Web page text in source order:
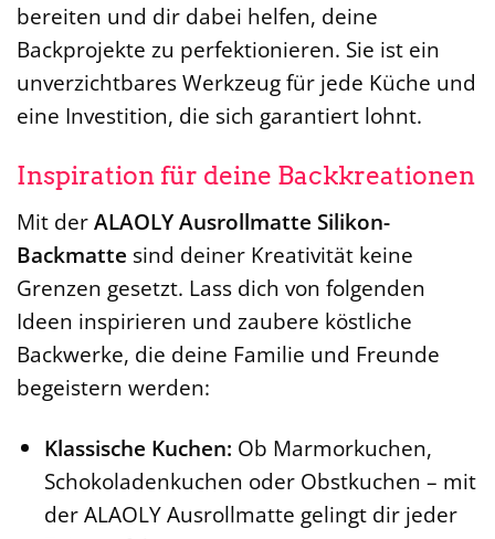
bereiten und dir dabei helfen, deine
Backprojekte zu perfektionieren. Sie ist ein
unverzichtbares Werkzeug für jede Küche und
eine Investition, die sich garantiert lohnt.
Inspiration für deine Backkreationen
Mit derALAOLY Ausrollmatte Silikon-
Backmatte sind deiner Kreativität keine
Grenzen gesetzt. Lass dich von folgenden
Ideen inspirieren und zaubere köstliche
Backwerke, die deine Familie und Freunde
begeistern werden:
Klassische Kuchen: Ob Marmorkuchen,
Schokoladenkuchen oder Obstkuchen – mit
der ALAOLY Ausrollmatte gelingt dir jeder